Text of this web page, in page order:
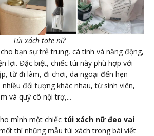
Túi xách tote nữ
bạn sự trẻ trung, cá tính và năng động,
lợi. Đặc biệt, chiếc túi này phù hợp với
từ đi làm, đi chơi, dã ngoại đến hẹn
nhiều đối tượng khác nhau, từ sinh viên,
và quý cô nội trợ,...
mình một chiếc túi xách nữ đeo vai
thì những mẫu túi xách trong bài viết